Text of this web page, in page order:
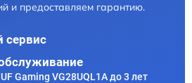
и предоставляем гарантию.
сервис
Gaming VG28UQL1A до 3 лет